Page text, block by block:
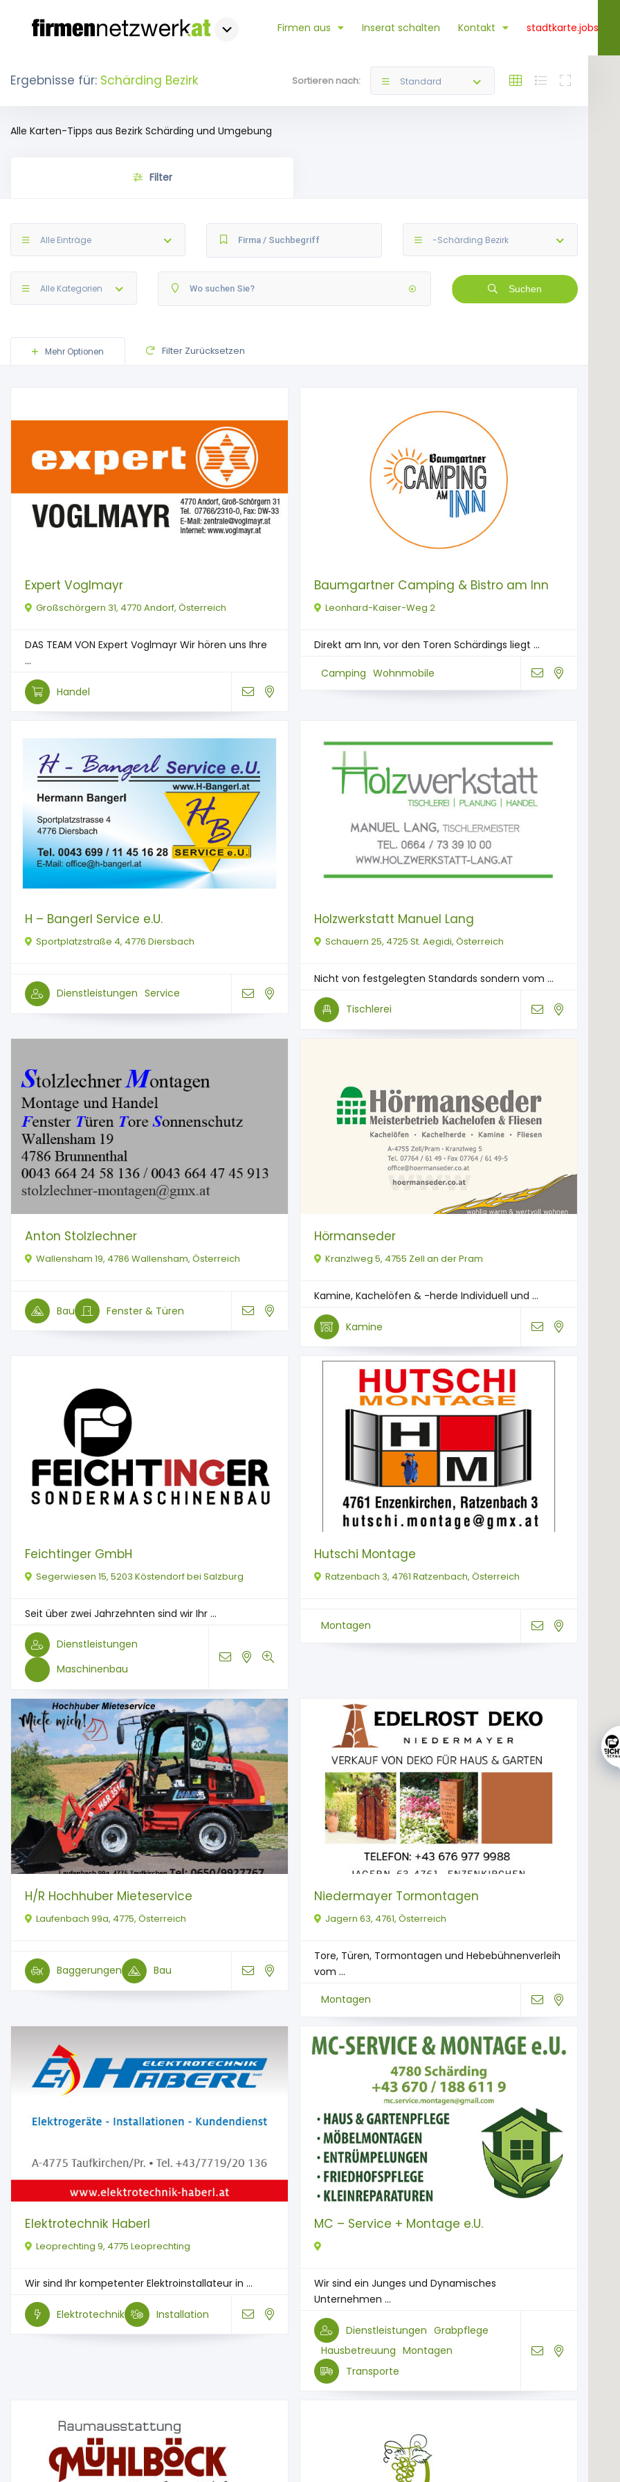
Firmen aus Inserat schalten Kontakt stadtkarte.jobs
Ergebnisse für: Schärding Bezirk Sortieren nach: Standard
Alle Karten-Tipps aus Bezirk Schärding und Umgebung
Filter
Alle Einträge -Schärding Bezirk
Alle Kategorien Suchen
Mehr Optionen Filter Zurücksetzen
Expert Voglmayr
Großschörgern 31, 4770 Andorf, Österreich
DAS TEAM VON Expert Voglmayr Wir hören uns Ihre
...
Handel
Baumgartner Camping & Bistro am Inn
Leonhard-Kaiser-Weg 2
Direkt am Inn, vor den Toren Schärdings liegt ...
Camping Wohnmobile
H – Bangerl Service e.U.
Sportplatzstraße 4, 4776 Diersbach
Dienstleistungen Service
Holzwerkstatt Manuel Lang
Schauern 25, 4725 St. Aegidi, Österreich
Nicht von festgelegten Standards sondern vom ...
Tischlerei
Anton Stolzlechner
Wallensham 19, 4786 Wallensham, Österreich
Bau Fenster & Türen
Hörmanseder
Kranzlweg 5, 4755 Zell an der Pram
Kamine, Kachelöfen & -herde Individuell und ...
Kamine
Feichtinger GmbH
Segerwiesen 15, 5203 Köstendorf bei Salzburg
Seit über zwei Jahrzehnten sind wir Ihr ...
Dienstleistungen
Maschinenbau
Hutschi Montage
Ratzenbach 3, 4761 Ratzenbach, Österreich
Montagen
H/R Hochhuber Mieteservice
Laufenbach 99a, 4775, Österreich
Baggerungen Bau
Niedermayer Tormontagen
Jagern 63, 4761, Österreich
Tore, Türen, Tormontagen und Hebebühnenverleih
vom ...
Montagen
Elektrotechnik Haberl
Leoprechting 9, 4775 Leoprechting
Wir sind Ihr kompetenter Elektroinstallateur in ...
Elektrotechnik Installation
MC – Service + Montage e.U.
Wir sind ein Junges und Dynamisches
Unternehmen ...
Dienstleistungen Grabpflege
Hausbetreuung Montagen
Transporte